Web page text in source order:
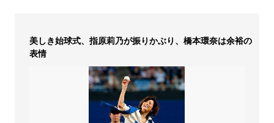
美しき始球式、指原莉乃が振りかぶり、橋本環奈は余裕の
表情